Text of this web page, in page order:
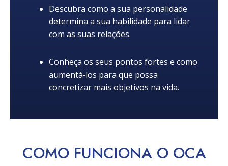
Descubra como a sua personalidade
determina a sua habilidade para lidar
com as suas relações.
Conheça os seus pontos fortes e como
aumentá‑los para que possa
concretizar mais objetivos na vida.
COMO FUNCIONAO OCA